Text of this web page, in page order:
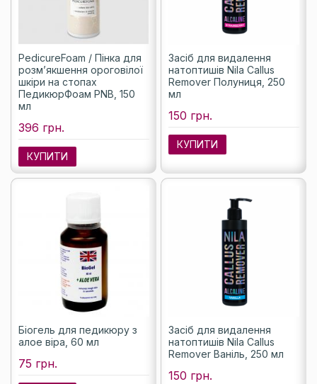
PedicureFoam / Пінка для
розм’якшення ороговілої
шкіри на стопах
ПедикюрФоам PNB, 150
мл
396 грн.
КУПИТИ
Засіб для видалення
натоптишів Nila Callus
Remover Полуниця, 250
мл
150 грн.
КУПИТИ
Біогель для педикюру з
алое віра, 60 мл
75 грн.
Засіб для видалення
натоптишів Nila Callus
Remover Ваніль, 250 мл
150 грн.